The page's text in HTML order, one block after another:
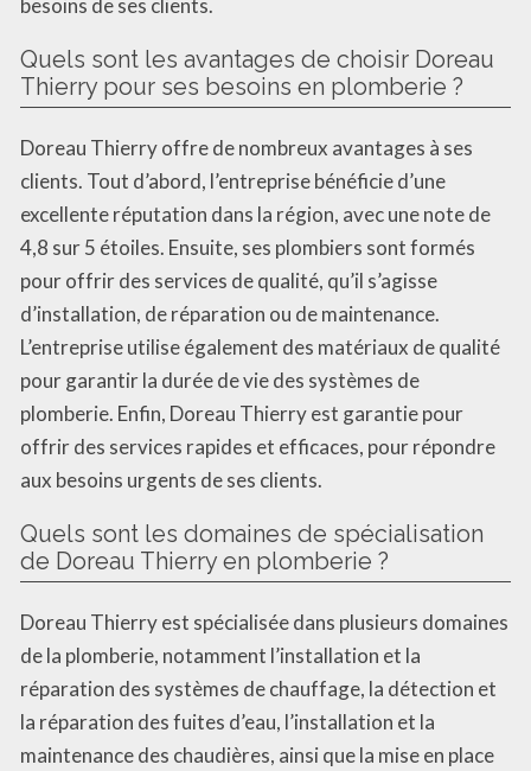
Quels sont les avantages de choisir Doreau
Thierry pour ses besoins en plomberie ?
Doreau Thierry offre de nombreux avantages à ses
clients. Tout d’abord, l’entreprise bénéficie d’une
excellente réputation dans la région, avec une note de
4,8 sur 5 étoiles. Ensuite, ses plombiers sont formés
pour offrir des services de qualité, qu’il s’agisse
d’installation, de réparation ou de maintenance.
L’entreprise utilise également des matériaux de qualité
pour garantir la durée de vie des systèmes de
plomberie. Enfin, Doreau Thierry est garantie pour
offrir des services rapides et efficaces, pour répondre
aux besoins urgents de ses clients.
Quels sont les domaines de spécialisation
de Doreau Thierry en plomberie ?
Doreau Thierry est spécialisée dans plusieurs domaines
de la plomberie, notamment l’installation et la
réparation des systèmes de chauffage, la détection et
la réparation des fuites d’eau, l’installation et la
maintenance des chaudières, ainsi que la mise en place